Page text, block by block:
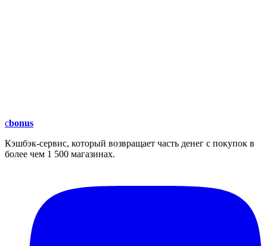
cbonus
Кэшбэк-сервис, который возвращает часть денег с покупок в
более чем 1 500 магазинах.